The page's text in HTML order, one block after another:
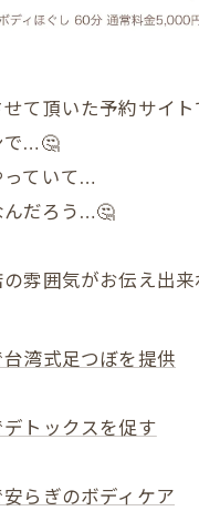
て頂いた予約サイ
で…🤔
っていて…
んだろう…🤔
雰囲気がお伝え出
湾式足つぼを提供
トックスを促す
らぎのボディケア